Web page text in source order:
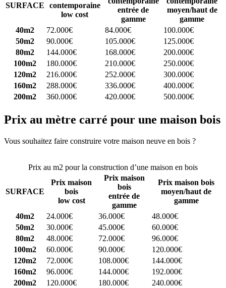
SURFACE
contemporaine
low cost
entrée de
gamme
moyen/haut de
gamme
40m2
72.000€ 84.000€
100.000€
50m2
90.000€ 105.000€
125.000€
80m2
144.000€ 168.000€
200.000€
100m2
180.000€ 210.000€
250.000€
120m2
216.000€ 252.000€
300.000€
160m2
288.000€ 336.000€
400.000€
200m2
360.000€ 420.000€ 500.000€
Prix au mètre carré pour une maison bois
Vous souhaitez faire construire votre maison neuve en bois ?
Prix au m2 pour la construction d’une maison en bois
SURFACE
Prix maison
bois
low cost
Prix maison
bois
entrée de
gamme
Prix maison bois
moyen/haut de
gamme
40m2
24.000€ 36.000€
48.000€
50m2
30.000€ 45.000€
60.000€
80m2
48.000€ 72.000€
96.000€
100m2
60.000€ 90.000€
120.000€
120m2
72.000€ 108.000€
144.000€
160m2
96.000€ 144.000€
192.000€
200m2
120.000€ 180.000€ 240.000€